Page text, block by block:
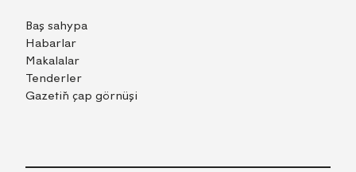
Baş sahypa
Habarlar
Makalalar
Tenderler
Gazetiň çap görnüşi